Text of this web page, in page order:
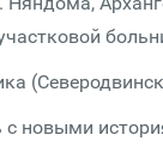
новыми